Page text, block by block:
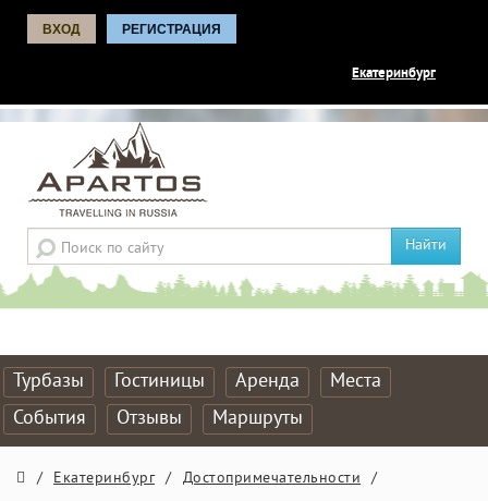
ВХОД РЕГИСТРАЦИЯ
Екатеринбург
Найти
Турбазы Гостиницы Аренда
Места
События
Отзывы Маршруты
/ Екатеринбург / Достопримечательности /